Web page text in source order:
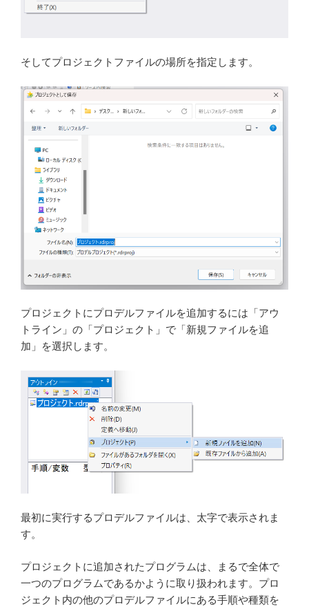
そしてプロジェクトファイルの場所を指定します。
プロジェクトにプロデルファイルを追加するには「アウ
トライン」の「プロジェクト」で「新規ファイルを追
加」を選択します。
最初に実行するプロデルファイルは、太字で表示されま
す。
プロジェクトに追加されたプログラムは、まるで全体で
一つのプログラムであるかように取り扱われます。プロ
ジェクト内の他のプロデルファイルにある手順や種類を